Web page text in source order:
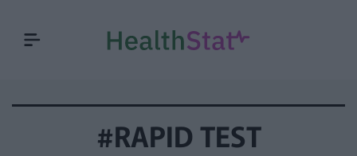
#RAPID TEST